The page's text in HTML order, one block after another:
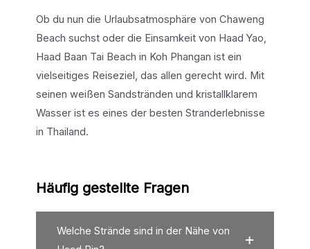
Ob du nun die Urlaubsatmosphäre von Chaweng
Beach suchst oder die Einsamkeit von Haad Yao,
Haad Baan Tai Beach in Koh Phangan ist ein
vielseitiges Reiseziel, das allen gerecht wird. Mit
seinen weißen Sandstränden und kristallklarem
Wasser ist es eines der besten Stranderlebnisse
in Thailand.
Häufig gestellte Fragen
Welche Strände sind in der Nähe von